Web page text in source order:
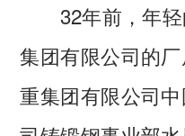
32年前，年轻
集团有限公司的
重集团有限公司